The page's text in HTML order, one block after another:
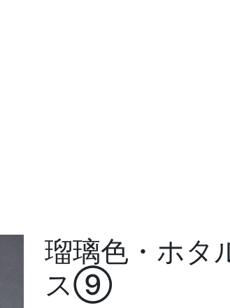
瑠璃色・ホタ
ス⑨